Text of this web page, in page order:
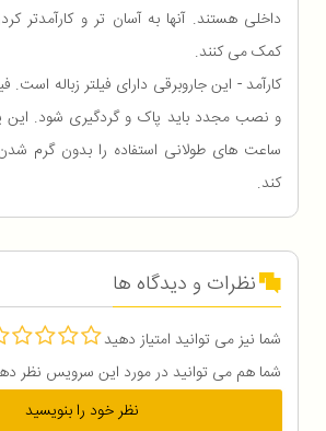
داخلی هستند. آنها به آسان تر و کارآمدتر
کمک می کنند.
کارآمد - این جاروبرقی دارای فیلتر زباله است.
و نصب مجدد باید پاک و گردگیری شود. این
ساعت های طولانی استفاده را بدون گرم
کند.
نظرات و دیدگاه ها
شما نیز می توانید امتیاز دهید
شما هم می توانید در مورد این سرویس نظر
نظر خود را بنویسید